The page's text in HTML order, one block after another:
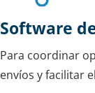
Software
Para coordinar
envíos y facilitar